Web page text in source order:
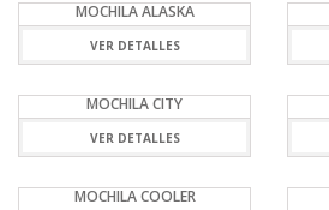
MOCHILA ALASKA
VER DETALLES
MOCHILA CITY
VER DETALLES
MOCHILA COOLER